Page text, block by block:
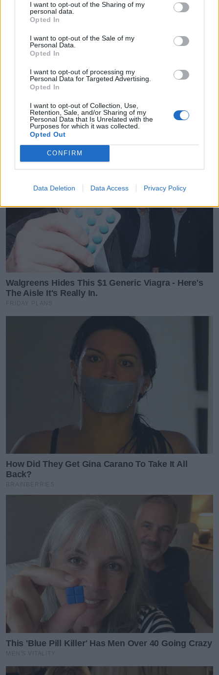
I want to opt-out of the Sharing of my
personal data.
Opted In
I want to opt-out of the Sale of my
Personal Data.
Opted In
I want to opt-out of processing my
Personal Data for Targeted Advertising.
Opted In
I want to opt-out of Collection, Use,
Retention, Sale, and/or Sharing of my
Personal Data that Is Unrelated with the
Purposes for which it was collected.
Opted Out
CONFIRM
Data Deletion Data Access Privacy Policy
στα 78 ο πολύ γνωστός ηθοποιός του
ελληνικού κινηματογράφου – Στο 1ο
σχόλιο
Αθήνα – Νέα Υόρκη σε λιγότερο από 5
ώρες: Πότε επιβιβαζόμαστε στη νέα
υπερηχητική πτήση